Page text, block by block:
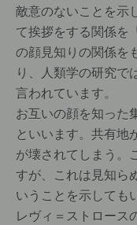
敵意のないことを示
て挨拶をする関係を
の顔見知りの関係を
り、人類学の研究で
言われています。
お互いの顔を知った
といいます。共有地
が壊されてしまう。
すが、これは見知ら
いうことを示しても
レヴィ＝ストロース